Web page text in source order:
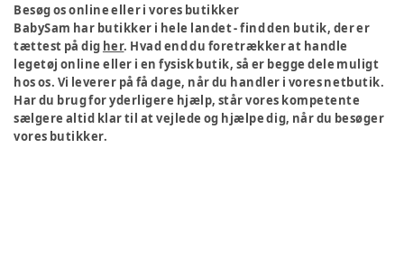
Besøg os online eller i vores butikker
BabySam har butikker i hele landet - find den butik, der er
tættest på dig her. Hvad end du foretrækker at handle
legetøj online eller i en fysisk butik, så er begge dele muligt
hos os. Vi leverer på få dage, når du handler i vores netbutik.
Har du brug for yderligere hjælp, står vores kompetente
sælgere altid klar til at vejlede og hjælpe dig, når du besøger
vores butikker.